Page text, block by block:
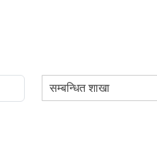
सम्बन्धित शाखा